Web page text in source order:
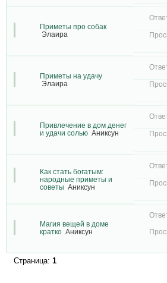
Приметы про собак
Элаира
Приметы на удачу
Элаира
Привлечение в дом денег
и удачи солью Аниксун
Как стать богатым:
народные приметы и
советы Аниксун
Магия вещей в доме
кратко Аниксун
Страница: 1